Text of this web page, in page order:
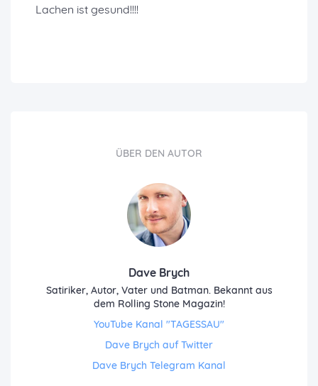
Lachen ist gesund!!!!
ÜBER DEN AUTOR
Dave Brych
Satiriker, Autor, Vater und Batman. Bekannt aus
dem Rolling Stone Magazin!
YouTube Kanal "TAGESSAU"
Dave Brych auf Twitter
Dave Brych Telegram Kanal